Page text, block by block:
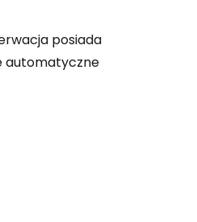
posiada
automatyczne